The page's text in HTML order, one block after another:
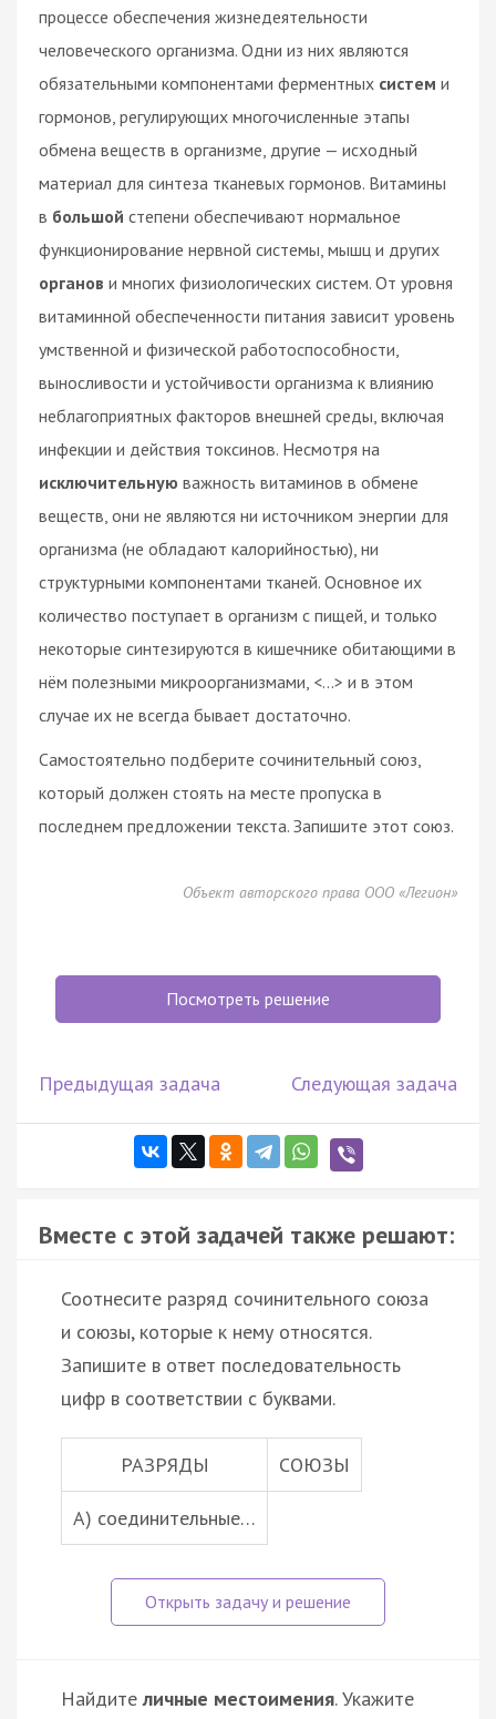
процессе обеспечения жизнедеятельности
человеческого организма. Одни из них являются
обязательными компонентами ферментных систем и
гормонов, регулирующих многочисленные этапы
обмена веществ в организме, другие — исходный
материал для синтеза тканевых гормонов. Витамины
в большой степени обеспечивают нормальное
функционирование нервной системы, мышц и других
органов и многих физиологических систем. От уровня
витаминной обеспеченности питания зависит уровень
умственной и физической работоспособности,
выносливости и устойчивости организма к влиянию
неблагоприятных факторов внешней среды, включая
инфекции и действия токсинов. Несмотря на
исключительную важность витаминов в обмене
веществ, они не являются ни источником энергии для
организма (не обладают калорийностью), ни
структурными компонентами тканей. Основное их
количество поступает в организм с пищей, и только
некоторые синтезируются в кишечнике обитающими в
нём полезными микроорганизмами, <...> и в этом
случае их не всегда бывает достаточно.
Самостоятельно подберите сочинительный союз,
который должен стоять на месте пропуска в
последнем предложении текста. Запишите этот союз.
Объект авторского права ООО «Легион»
Посмотреть решение
Предыдущая задача Следующая задача
Вместе с этой задачей также решают:
Соотнесите разряд сочинительного союза
и союзы, которые к нему относятся.
Запишите в ответ последовательность
цифр в соответствии с буквами.
РАЗРЯДЫ СОЮЗЫ
А) соединительные…
Найдителичные местоимения. Укажите